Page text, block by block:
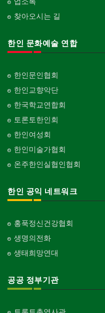
찾아오시는 길
한인 문화예술 연합
한인문인협회
한인교향악단
한국학교연합회
토론토한인회
한인여성회
한인미술가협회
온주한인실협인협회
한인 공익 네트워크
홍푹정신건강협회
생명의전화
생태희망연대
공공 정부기관